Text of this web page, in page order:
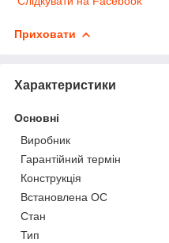
Приховати
Характеристики
Основні
Виробник
Гарантійний термін
Конструкція
Встановлена ОС
Стан
Тип